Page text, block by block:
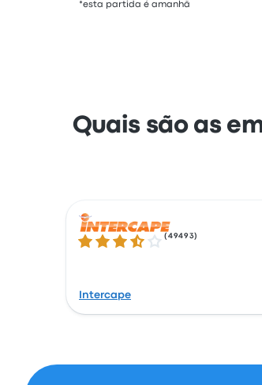
*esta partida é amanhã
Quais são as
3.5 de 5 estrelas
( 49493)
Intercape